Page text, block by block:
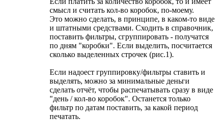
смысл и считать кол-во коробок, по-моему.
Это можно сделать, в принципе, в каком-то виде
и штатными средствами. Сходить в справочник,
поставить фильтры, сгруппировать - получатся
по дням "коробки". Если выделить, посчитается
сколько выделенных строчек (рис.1).
Если надоест группировку/фильтры ставить и
выделять, можно за минимальные деньги
сделать отчёт, чтобы распечатывать сразу в виде
"день / кол-во коробок". Останется только
фильтр по датам поставить, за какой период
печатать.